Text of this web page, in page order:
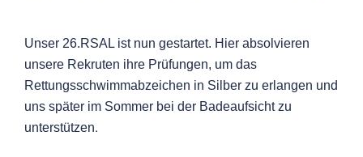
Unser 26.RSAL ist nun gestartet. Hier absolvieren
unsere Rekruten ihre Prüfungen, um das
Rettungsschwimmabzeichen in Silber zu erlangen und
uns später im Sommer bei der Badeaufsicht zu
unterstützen.